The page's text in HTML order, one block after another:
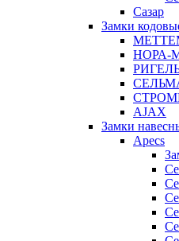
Сазар
Замки
НОРА-
РИГЕЛЬ
AJAX
Замки
Apecs